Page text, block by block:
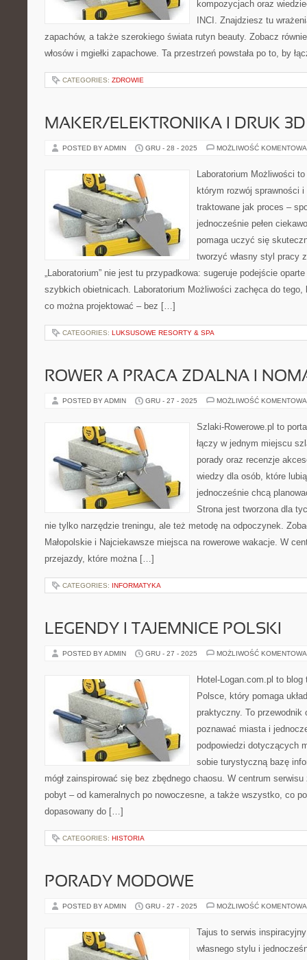
kompozycjach oraz
INCI. Znajdziesz tu
zapachów, a także szerokiego świata rutyn beauty. Zobacz
włosów i mgiełki zapachowe. Ta przestrzeń powstała po to, by
CATEGORIES: ZDROWIE
MAKER/ELEKTRONIKA I DRUK 3D
POSTED BY ADMIN GRU - 28 - 2025 MOŻLIWOŚĆ
Laboratorium Możliwości
którym rozwój sprawności
traktowane jak proces –
jednocześnie pełen
pomaga uczyć się
tworzyć własny styl pracy
„Laboratorium” nie jest tu przypadkowa: sugeruje podejście
szybkich obietnicach. Laboratorium Możliwości zachęca do
co można projektować – bez […]
CATEGORIES: LUKSUSOWE RESORTY & SPA
ROWER A PRACA ZDALNA I
POSTED BY ADMIN GRU - 27 - 2025 MOŻLIWOŚĆ
Szlaki-Rowerowe.pl to
łączy w jednym miejscu
porady oraz recenzje
wiedzy dla osób, które
jednocześnie chcą
Strona jest tworzona dla
nie tylko narzędzie treningu, ale też metodę na odpoczynek.
Małopolskie i Najciekawsze miejsca na rowerowe wakacje. W
przejazdy, które można […]
CATEGORIES: INFORMATYKA
LEGENDY I TAJEMNICE POLSKI
POSTED BY ADMIN GRU - 27 - 2025 MOŻLIWOŚĆ
Hotel-Logan.com.pl to
Polsce, który pomaga
praktyczny. To przewodnik
poznawać miasta i
podpowiedzi dotyczących
sobie turystyczną bazę
mógł zainspirować się bez zbędnego chaosu. W centrum
pobyt – od kameralnych po nowoczesne, a także wszystko, co
dopasowany do […]
CATEGORIES: HISTORIA
PORADY MODOWE
POSTED BY ADMIN GRU - 27 - 2025 MOŻLIWOŚĆ
Tajus to serwis
własnego stylu i